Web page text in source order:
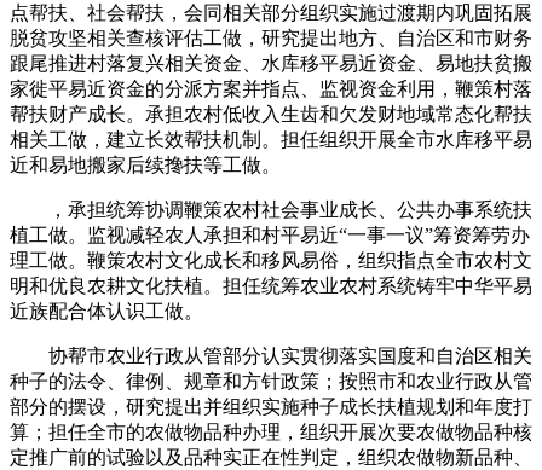
点帮扶、社会帮扶，会同相关部分组织实施过渡期内巩固拓展
脱贫攻坚相关查核评估工做，研究提出地方、自治区和市财务
跟尾推进村落复兴相关资金、水库移平易近资金、易地扶贫搬
家徙平易近资金的分派方案并指点、监视资金利用，鞭策村落
帮扶财产成长。承担农村低收入生齿和欠发财地域常态化帮扶
相关工做，建立长效帮扶机制。担任组织开展全市水库移平易
近和易地搬家后续搀扶等工做。
，承担统筹协调鞭策农村社会事业成长、公共办事系统扶
植工做。监视减轻农人承担和村平易近“一事一议”筹资筹劳办
理工做。鞭策农村文化成长和移风易俗，组织指点全市农村文
明和优良农耕文化扶植。担任统筹农业农村系统铸牢中华平易
近族配合体认识工做。
协帮市农业行政从管部分认实贯彻落实国度和自治区相关
种子的法令、律例、规章和方针政策；按照市和农业行政从管
部分的摆设，研究提出并组织实施种子成长扶植规划和年度打
算；担任全市的农做物品种办理，组织开展次要农做物品种核
定推广前的试验以及品种实正在性判定，组织农做物新品种、